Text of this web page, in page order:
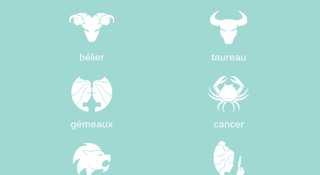
bélier taureau
gémeaux cancer